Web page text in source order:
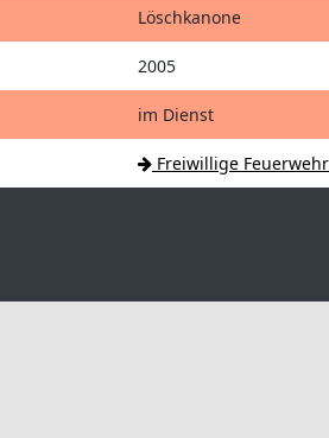
Löschkanone
2005
im Dienst
Freiwillige